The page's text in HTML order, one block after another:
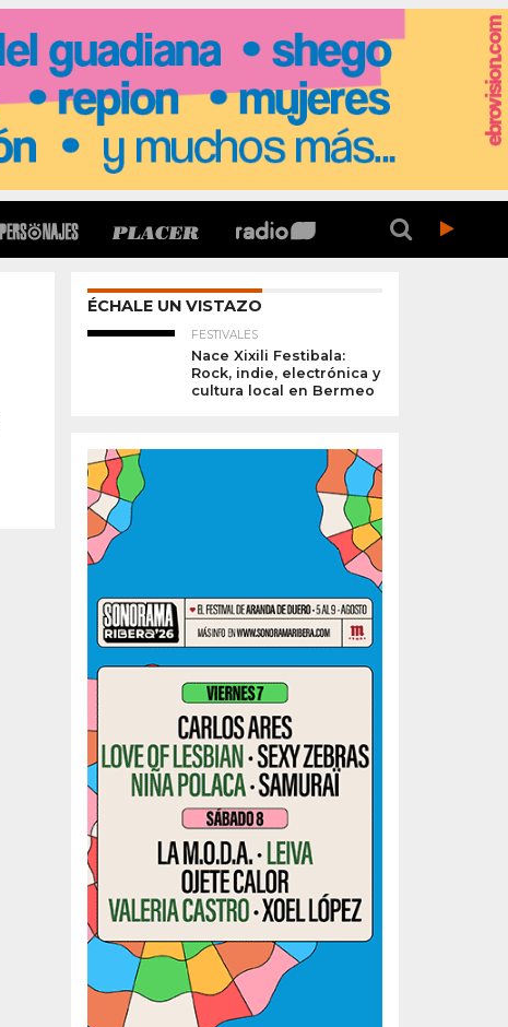
ÉCHALE UN VISTAZO
FESTIVALES
Nace Xixili Festibala:
Rock, indie, electrónica y
cultura local en Bermeo